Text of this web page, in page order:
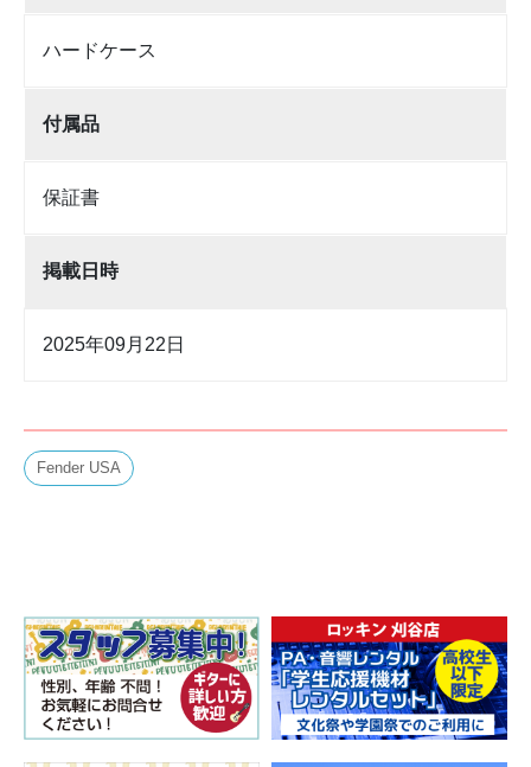
ハードケース
付属品
保証書
掲載日時
2025年09月22日
Fender USA